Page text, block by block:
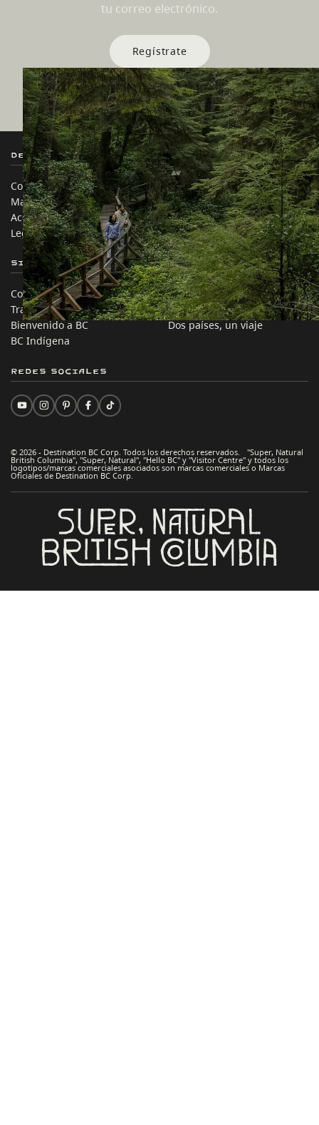
tu correo electrónico.
Regístrate
Destination BC
Contáctanos
Mapa del sitio
Acerca de
Legal y Políticas
Nuestros Sitios
Industria de Viajes
Medios
Corporativo
简体中文 – China
Sitios de Socios
Comercio e Inversión BC
Trabaja en BC
Bienvenido a BC
BC Indígena
En este sitio
Ideas de viaje
Consejos Prácticos
Dos países, un viaje
© 2026 - Destination BC Corp. Todos los derechos reservados. "Super, Natural
British Columbia", "Super, Natural", "Hello BC" y "Visitor Centre" y todos los
logotipos/marcas comerciales asociados son marcas comerciales o Marcas
Oficiales de Destination BC Corp.
Redes sociales